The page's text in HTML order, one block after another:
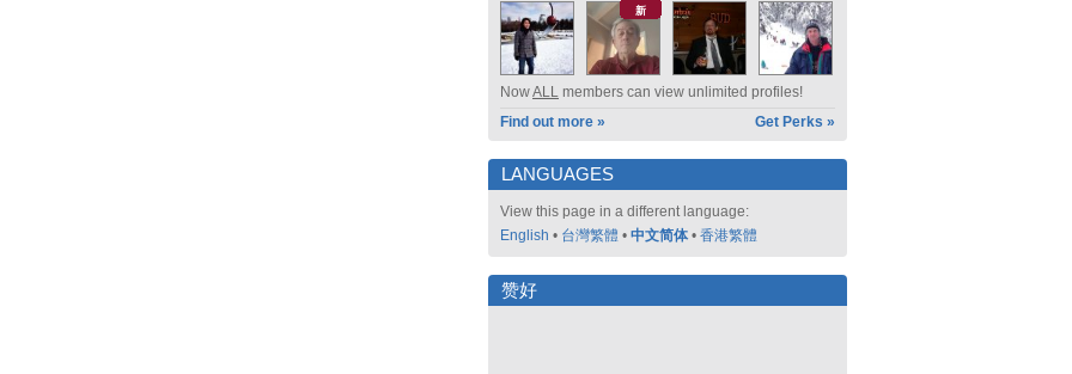
新
NowALL members can view unlimited profiles!
Find out more »
Get Perks »
LANGUAGES
View this page in a different language:
English • 台灣繁體 • 中文简体 • 香港繁體
赞好